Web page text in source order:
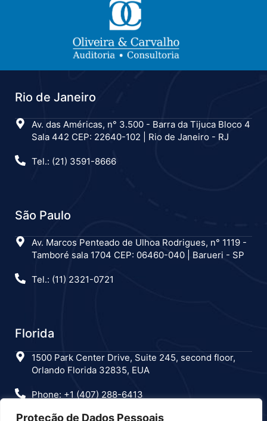
Proteção de Dados Pessoais
Rio de Janeiro
Av. das Américas, n° 3.500 - Barra da Tijuca Bloco 4
Sala 442 CEP: 22640-102 | Rio de Janeiro - RJ
Tel.: (21) 3591-8666
São Paulo
Av. Marcos Penteado de Ulhoa Rodrigues, n° 1119 -
Tamboré sala 1704 CEP: 06460-040 | Barueri - SP
Tel.: (11) 2321-0721
Florida
1500 Park Center Drive, Suite 245, second floor,
Orlando Florida 32835, EUA
Phone: +1 (407) 288-6413